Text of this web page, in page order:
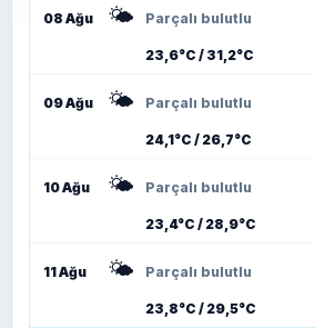
08 Ağu 🌤️ Parçalı bulutlu
23,6°C / 31,2°C
09 Ağu 🌤️ Parçalı bulutlu
24,1°C / 26,7°C
10 Ağu 🌤️ Parçalı bulutlu
23,4°C / 28,9°C
11 Ağu 🌤️ Parçalı bulutlu
23,8°C / 29,5°C